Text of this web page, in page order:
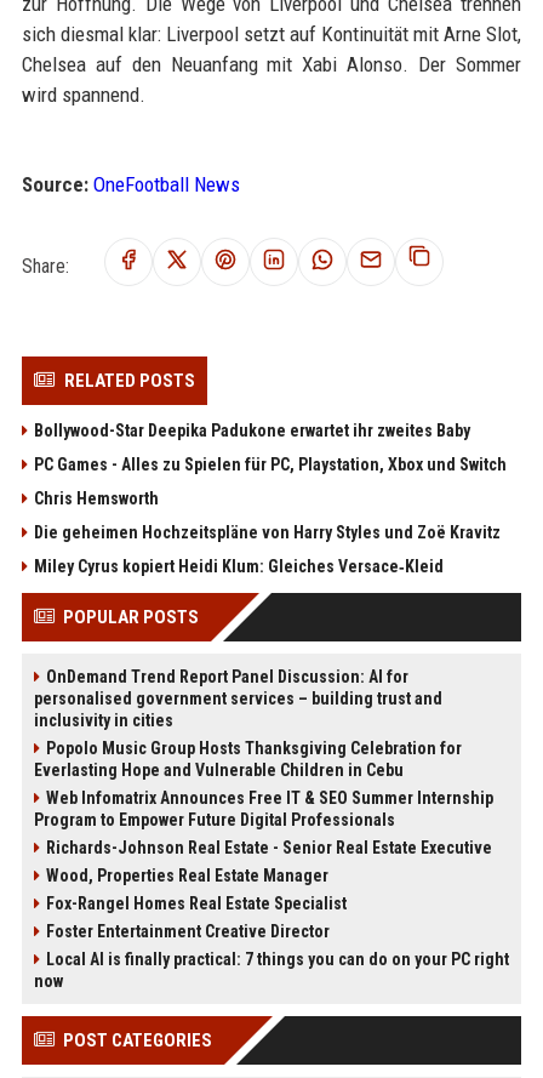
sich diesmal klar: Liverpool setzt auf Kontinuität mit Arne Slot,
Chelsea auf den Neuanfang mit Xabi Alonso. Der Sommer
wird spannend.
Source: OneFootball News
Share:
RELATED POSTS
Bollywood-Star Deepika Padukone erwartet ihr zweites Baby
PC Games - Alles zu Spielen für PC, Playstation, Xbox und Switch
Chris Hemsworth
Die geheimen Hochzeitspläne von Harry Styles und Zoë Kravitz
Miley Cyrus kopiert Heidi Klum: Gleiches Versace‑Kleid
POPULAR POSTS
OnDemand Trend Report Panel Discussion: AI for
personalised government services – building trust and
inclusivity in cities
Popolo Music Group Hosts Thanksgiving Celebration for
Everlasting Hope and Vulnerable Children in Cebu
Web Infomatrix Announces Free IT & SEO Summer Internship
Program to Empower Future Digital Professionals
Richards-Johnson Real Estate - Senior Real Estate Executive
Wood, Properties Real Estate Manager
Fox-Rangel Homes Real Estate Specialist
Foster Entertainment Creative Director
Local AI is finally practical: 7 things you can do on your PC right
now
POST CATEGORIES